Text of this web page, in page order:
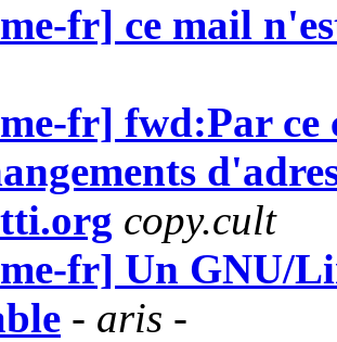
fr] ce mail
fr] fwd:Par ce
copy.cult
fr] Un GNU/
- aris -